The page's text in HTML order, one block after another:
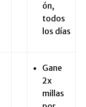
ón,
todos
los días
Gane
2x
millas